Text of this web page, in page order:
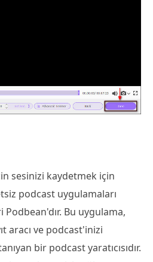
sesinizi kaydetmek için
podcast uygulamaları
Bu uygulama,
aracı ve podcast'inizi
bir podcast yaratıcısıdır.